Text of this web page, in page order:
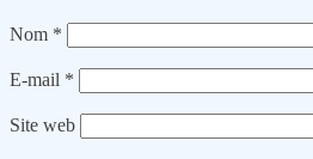
Nom *
E-mail *
Site web